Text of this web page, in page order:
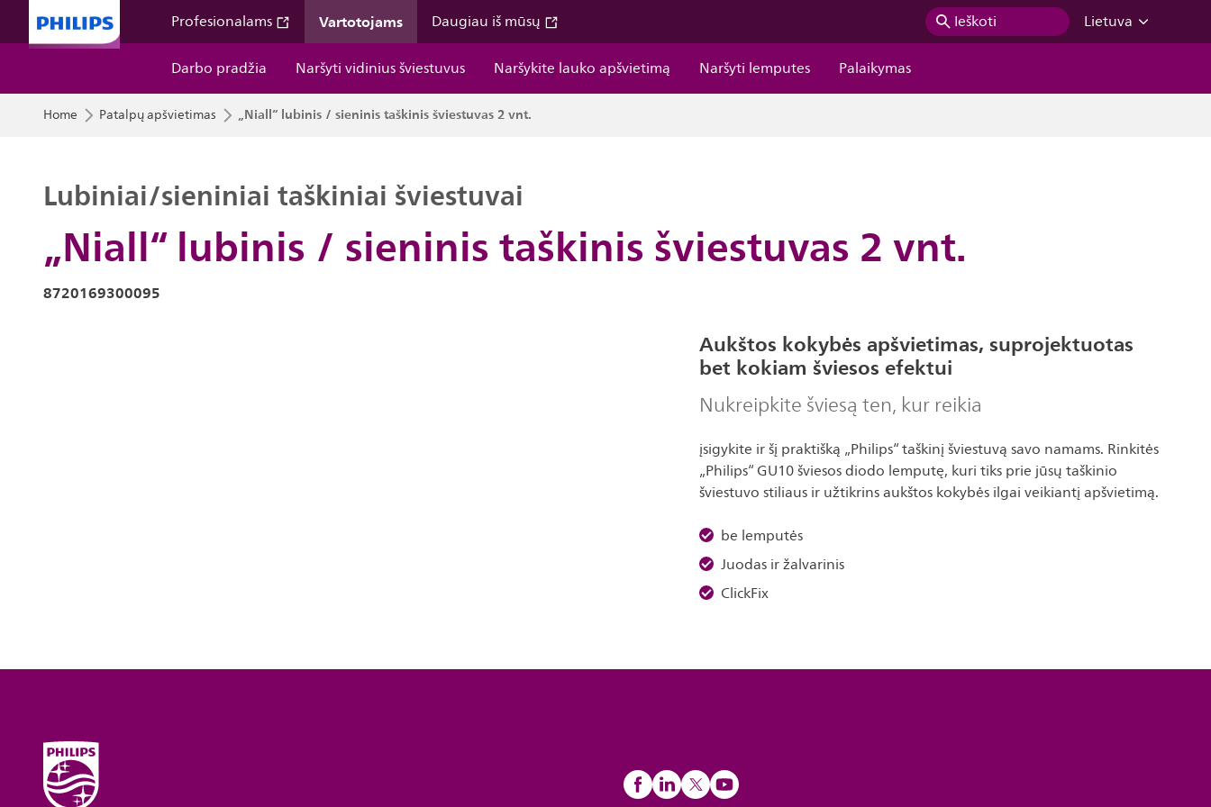
Profesionalams Vartotojams Daugiau iš mūsų Ieškoti
Lietuva
Darbo pradžia
Naršyti vidinius šviestuvus Naršykite lauko apšvietimą Naršyti lemputes Palaikymas
Home Patalpų apšvietimas „Niall“ lubinis / sieninis taškinis šviestuvas 2 vnt.
„Niall“ lubinis / sieninis taškinis šviestuvas 2 vnt.
Lubiniai/sieniniai taškiniai šviestuvai
8720169300095
Aukštos kokybės apšvietimas, suprojektuotas
bet kokiam šviesos efektui
Nukreipkite šviesą ten, kur reikia
įsigykite ir šį praktišką „Philips“ taškinį šviestuvą savo namams. Rinkitės
„Philips“ GU10 šviesos diodo lemputę, kuri tiks prie jūsų taškinio
šviestuvo stiliaus ir užtikrins aukštos kokybės ilgai veikiantį apšvietimą.
be lemputės
Juodas ir žalvarinis
ClickFix